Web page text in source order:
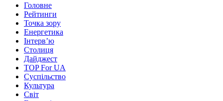
Головне
Рейтинги
Точка зору
Енергетика
Інтерв’ю
Столиця
Дайджест
TOP For UA
Суспiльство
Культура
Світ